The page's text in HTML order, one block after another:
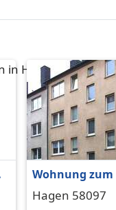
Wohnung
in Hagen 244,56
Hagen 58097